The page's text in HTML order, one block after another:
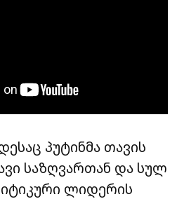
პუტინმა თავის
საზღვართან და სულ
ლიდერის